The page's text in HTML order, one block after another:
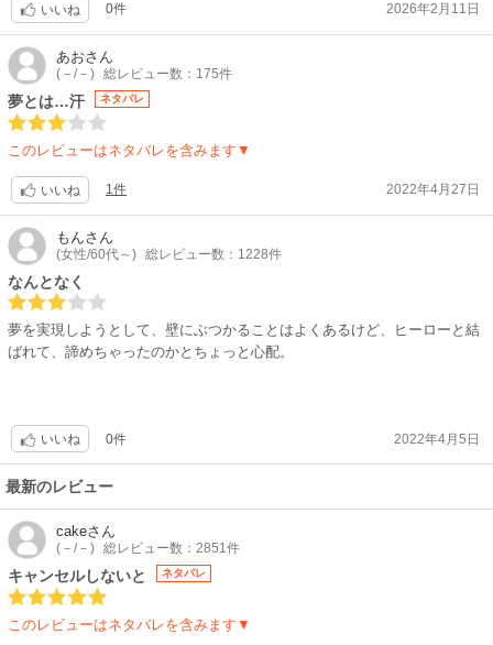
いいね 0件 2026年2月11日
あおさん
(－/－) 総レビュー数：175件
夢とは…汗 ネタバレ
このレビューはネタバレを含みます▼
いいね 1件 2022年4月27日
もんさん
(女性/60代～) 総レビュー数：1228件
なんとなく
夢を実現しようとして、壁にぶつかることはよくあるけど、ヒーローと結
ばれて、諦めちゃったのかとちょっと心配。
いいね 0件 2022年4月5日
最新のレビュー
cakeさん
(－/－) 総レビュー数：2851件
キャンセルしないと ネタバレ
このレビューはネタバレを含みます▼